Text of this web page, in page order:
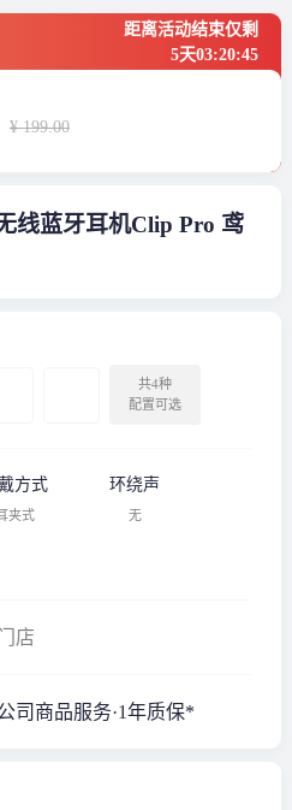
距离活动结束仅剩
5天03:20:45
¥ 199.00
线蓝牙耳机Clip Pro 鸢
共4种
配置可选
方式
夹式
环绕声
无
店
司商品服务·1年质保*